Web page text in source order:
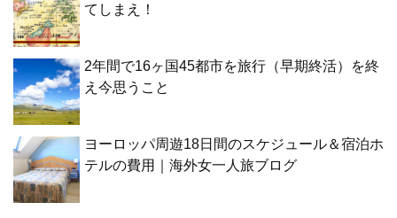
てしまえ！
2年間で16ヶ国45都市を旅行（早期終活）を終
え今思うこと
ヨーロッパ周遊18日間のスケジュール＆宿泊ホ
テルの費用｜海外女一人旅ブログ